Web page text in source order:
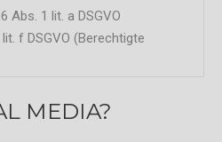
Abs. 1 lit. a DSGVO
f DSGVO (Berechtigte
MEDIA?